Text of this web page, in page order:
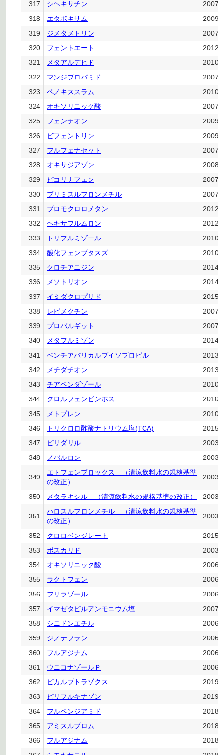
317
シヘキサチン
318
エタボキサム
319
ジメタメトリン
320
フェントエート
321
メタアルデヒド
322
マンジプロパミド
323
ペノキススラム
324
オキソリニック酸
325
フェンチオン
326
ビフェントリン
327
フルフェナセット
328
オキサジアゾン
329
ピコリナフェン
330
プリミスルフロンメチル
331
ブロモクロロメタン
332
ヘキサフルムロン
333
トリフルミゾール
334
酸化フェンブタスズ
335
クロチアニジン
336
メソトリオン
337
イミダクロプリド
338
レピメクチン
339
プロパルギット
340
メタフルミゾン
341
ベンチアバリカルブイソプロピル
342
メチダチオン
343
チアベンダゾール
344
クロルフェンビンホス
345
メトプレン
346
トリクロロ酢酸ナトリウム塩(TCA)
347
ピリダリル
348
ノバルロン
349
エトフェンプロックス （清涼飲料水の規格基準
の改正）
350 メタラキシル （清涼飲料水の規格基準の改正）
351
ハロスルフロンメチル （清涼飲料水の規格基準
の改正）
352 クロロベンジレート
353
ボスカリド
354
オキソリニック酸
355
ラクトフェン
356
フリラゾール
357
イマゼタピルアンモニウム塩
358
シニドンエチル
359
ジノテフラン
360
フルアジナム
361
ウニコナゾールＰ
362
ピカルブトラゾクス
363
ピリフルキナゾン
364
フルベンジアミド
365
アミスルブロム
366
フルアジナム